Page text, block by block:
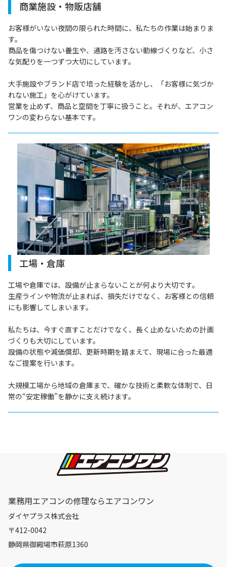
商業施設・物販店舗
お客様がいない夜間の限られた時間に、私たちの作業は始まりま
す。
商品を傷つけない養生や、通路を汚さない動線づくりなど、小さ
な気配りを一つずつ大切にしています。
大手施設やブランド店で培った経験を活かし、「お客様に気づか
れない施工」を心がけています。
営業を止めず、商品と空間を丁寧に扱うこと。それが、エアコン
ワンの変わらない基本です。
工場・倉庫
工場や倉庫では、設備が止まらないことが何より大切です。
生産ラインや物流が止まれば、損失だけでなく、お客様との信頼
にも影響してしまいます。
私たちは、今すぐ直すことだけでなく、長く止めないための計画
づくりも大切にしています。
設備の状態や減価償却、更新時期を踏まえて、現場に合った最適
なご提案を行います。
大規模工場から地域の倉庫まで、確かな技術と柔軟な体制で、日
常の“安定稼働”を静かに支え続けます。
業務用エアコンの修理ならエアコンワン
ダイヤプラス株式会社
〒412-0042
静岡県御殿場市萩原1360